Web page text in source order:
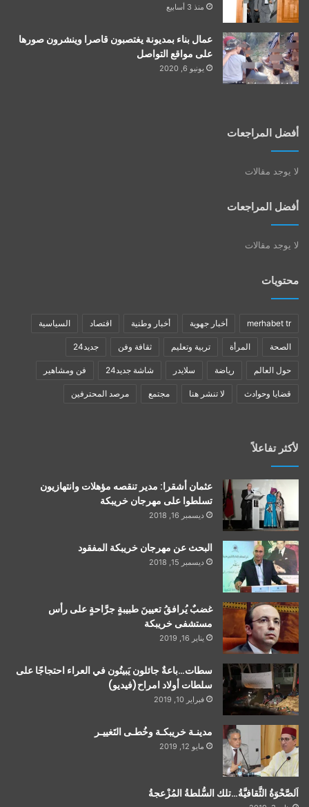
منذ 3 أسابيع
عمال بناء بمديونة يغتصبون قاصرا وينشرون صورها
على مواقع التواصل
يونيو 6, 2020
أفضل المراجعات
لا يوجد مقالات
أفضل المراجعات
لا يوجد مقالات
محتويات
merhabet tr أخبار جهوية أخبار وطنية اقتصاد السياسية
الصحة المرأة تربية وتعليم ثقافة وفن جديد24
حول العالم رياضة سلايدر شاشة جديد24 فن ومشاهير
قضايا وحوادث لا تنشر هنا مجتمع مرصد المحترفين
لأكثر تفاعلاً
عثمان أشقرا: مدير تنقصه مؤهلات وانتهازيون
تسلطوا على مهرجان خريبكة
ديسمبر 16, 2018
البحث عن مهرجان خريبكة المفقود
ديسمبر 15, 2018
غضبٌ يُرافقُ تعيينَ طبيبةٍ جرَّاحةٍ على رأس
مستشفى خريبكة
يناير 16, 2019
سطات…باعةٌ جائلون يَبيتُون في العراء احتجاجًا على
سلطات أولاد امراح(فيديو)
فبراير 10, 2019
مدينـة خريبكـة وخُطـى التَغييـر
مايو 12, 2019
اَلصَّحْوَةُ الثَّقافيَّةُ…تلك السُّلطةُ المُزْعجةُ